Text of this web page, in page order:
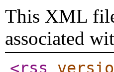
This XML
associated
<rss